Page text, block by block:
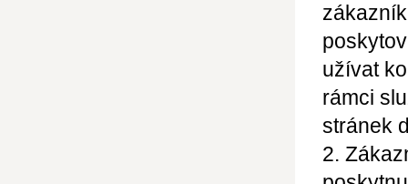
užívat
rámci
stránek
2.